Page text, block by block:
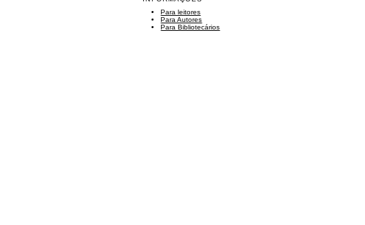
Para leitores
Para Autores
Para Bibliotecários